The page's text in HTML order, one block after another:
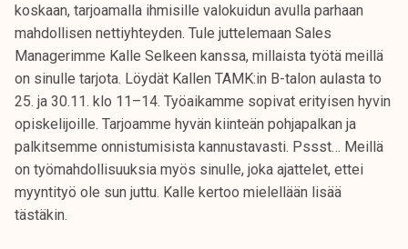
koskaan, tarjoamalla ihmisille valokuidun avulla parhaan
mahdollisen nettiyhteyden. Tule juttelemaan Sales
Managerimme Kalle Selkeen kanssa, millaista työtä meillä
on sinulle tarjota. Löydät Kallen TAMK:in B-talon aulasta to
25. ja 30.11. klo 11–14. Työaikamme sopivat erityisen hyvin
opiskelijoille. Tarjoamme hyvän kiinteän pohjapalkan ja
palkitsemme onnistumisista kannustavasti. Pssst… Meillä
on työmahdollisuuksia myös sinulle, joka ajattelet, ettei
myyntityö ole sun juttu. Kalle kertoo mielellään lisää
tästäkin.